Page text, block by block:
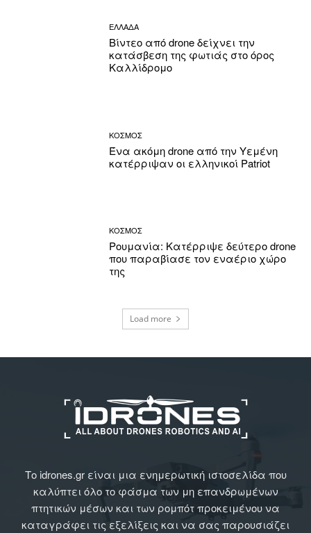
ΕΛΛΑΔΑ
Βίντεο από drone δείχνει την
κατάσβεση της φωτιάς στο όρος
Καλλίδρομο
ΚΟΣΜΟΣ
Ένα ακόμη drone από την Υεμένη
κατέρριψαν οι ελληνικοί Patriot
ΚΟΣΜΟΣ
Ρουμανία: Κατέρριψε δεύτερο drone
που παραβίασε τον εναέριο χώρο
της
Load more
Το idrones.gr είναι μια ενημερωτική ιστοσελίδα που
καλύπτει όλο το φάσμα των μη επανδρωμένων
πτητικών μέσων και των ρομπότ προκειμένου να
καταγράφει τις εξελίξεις και να σας παρουσιάζει